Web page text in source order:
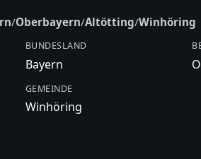
/Oberbayern/Altötting/Winhöring
BUNDESLAND
Bayern
GEMEINDE
Winhöring